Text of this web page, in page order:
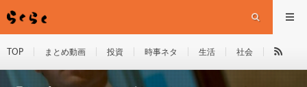
TOP まとめ動画 投資 時事ネタ 生活 社会